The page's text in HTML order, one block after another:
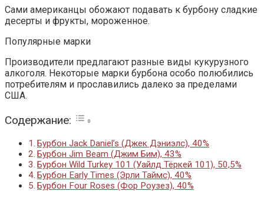
Сами американцы обожают подавать к бурбону сладкие
десерты и фрукты, мороженное.
Популярные марки
Производители предлагают разные виды кукурузного
алкоголя. Некоторые марки бурбона особо полюбились
потребителям и прославились далеко за пределами
США.
Содержание:
Бурбон Jack Daniel’s (Джек Дэниэлс), 40%
Бурбон Jim Beam (Джим Бим), 43%
Бурбон Wild Turkey 101 (Уайлд Тёркей 101), 50,5%
Бурбон Early Times (Эрли Таймс), 40%
Бурбон Four Roses (Фор Роузез), 40%